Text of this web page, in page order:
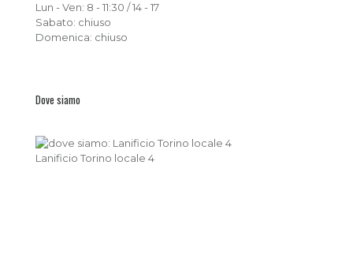
Lun - Ven: 8 - 11:30 / 14 - 17
Sabato: chiuso
Domenica: chiuso
Dove siamo
Lanificio Torino locale 4